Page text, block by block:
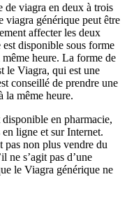
de viagra en deux à trois
viagra générique peut être
affecter les deux
disponible sous forme
heure. La forme de
le Viagra, qui est une
conseillé de prendre une
la même heure.
en pharmacie,
ligne et sur Internet.
pas non plus vendre du
ne s’agit pas d’une
le Viagra générique ne